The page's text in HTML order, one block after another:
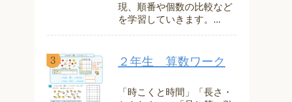
現、順番や個数の比較など
を学習していきます。...
２年生 算数ワーク
「時こくと時間」「長さ・